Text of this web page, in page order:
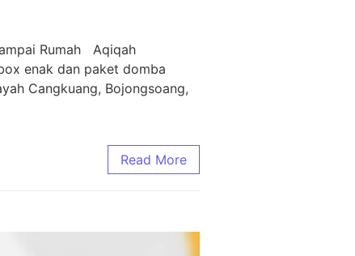
Rumah Aqiqah
enak dan paket domba
Cangkuang, Bojongsoang,
Read More